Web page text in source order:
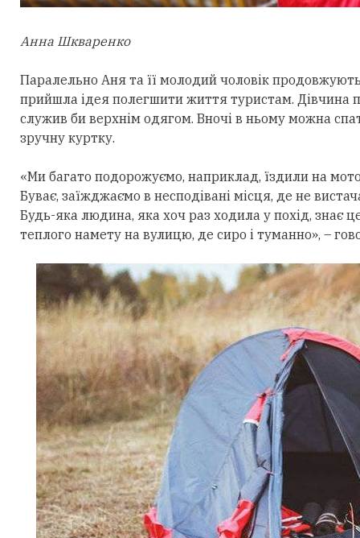
Анна Шкваренко
Паралельно Аня та її молодий чоловік
прийшла ідея полегшити життя туристам. Дівчина
служив би верхнім одягом. Вночі в ньому можна
зручну куртку.
«Ми багато подорожуємо, наприклад, їздили на
Буває, заїжджаємо в несподівані місця, де не
Будь-яка людина, яка хоч раз ходила у похід, знає
теплого намету на вулицю, де сиро і туманно», –